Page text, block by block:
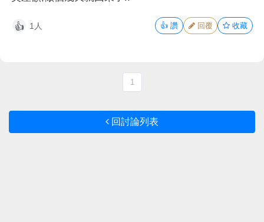
👍 1人 👍 讚 回覆 收藏
1
回討論列表